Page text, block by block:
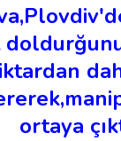
ortaya